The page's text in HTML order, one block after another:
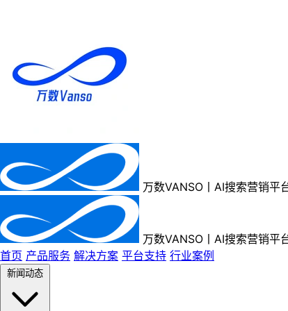
万数VANSO丨AI搜索营销平
万数VANSO丨AI搜索营销平
首页 产品服务 解决方案 平台支持 行业案例
新闻动态